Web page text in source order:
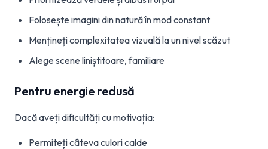
Folosește imagini din natură în mod constant
Mențineți complexitatea vizuală la un nivel scăzut
Alege scene liniștitoare, familiare
Pentru energie redusă
Dacă aveți dificultăți cu motivația:
Permiteți câteva culori calde